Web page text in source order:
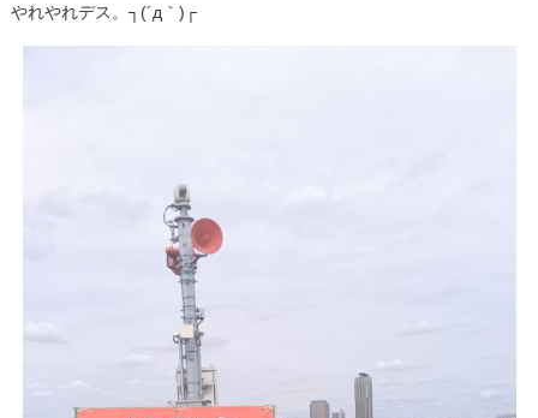
やれやれデス。┐(´д｀)┌